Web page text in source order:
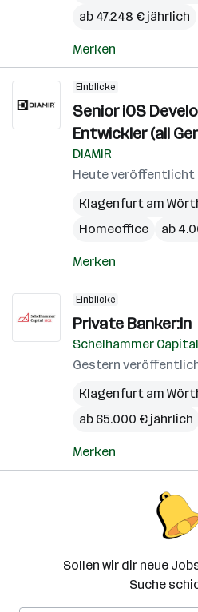
ab 47.248 € jährlich
Merken
Einblicke
Senior iOS
Entwickler (all
DIAMIR
Heute veröffentlicht
Klagenfurt am
Homeoffice
ab
Merken
Einblicke
Private Banker:in
Schelhammer Capital
Gestern
Klagenfurt am
ab 65.000 € jährlich
Merken
Sollen wir dir neue
Suche